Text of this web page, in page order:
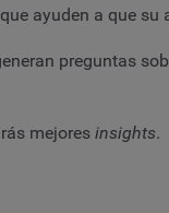
ayuden a que su
preguntas
mejores insights.